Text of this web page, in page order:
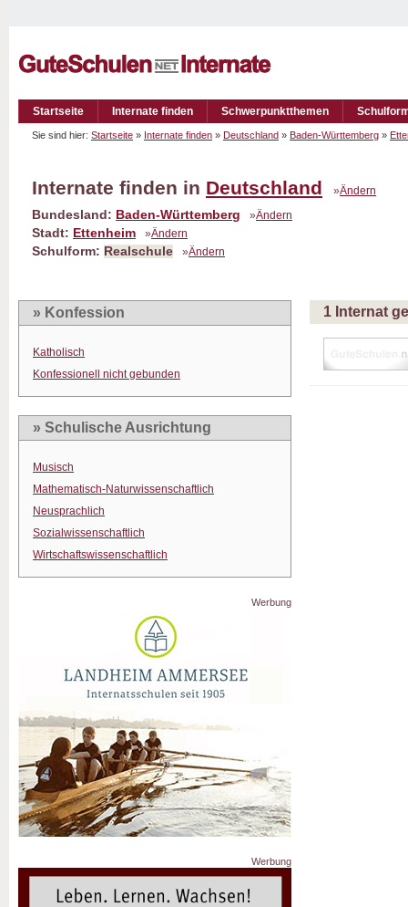
Startseite Internate finden Schwerpunktthemen
Sie sind hier: Startseite » Internate finden » Deutschland » Baden-Württemberg »
Internate finden in Deutschland »Ändern
Bundesland: Baden-Württemberg »Ändern
Stadt: Ettenheim »Ändern
Schulform: Realschule »Ändern
» Konfession
Katholisch
Konfessionell nicht gebunden
» Schulische Ausrichtung
Musisch
Mathematisch-Naturwissenschaftlich
Neusprachlich
Sozialwissenschaftlich
Wirtschaftswissenschaftlich
Werbung
Werbung
1 Internat